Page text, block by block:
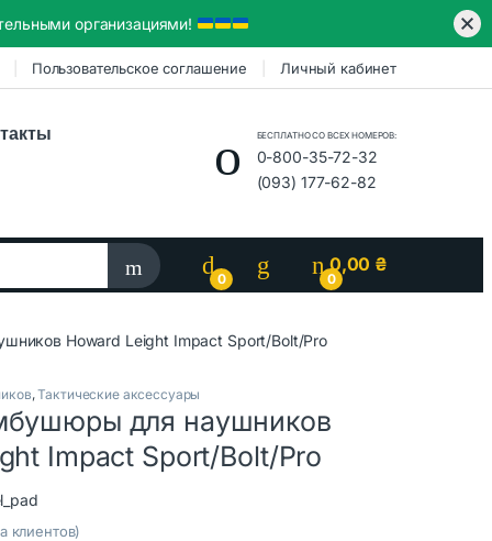
Пользовательское соглашение Личный кабинет
БЕСПЛАТНО СО ВСЕХ НОМЕРОВ:
0-800-35-72-32
(093) 177-62-82
0 0
0,00 ₴
Howard Leight Impact Sport/Bolt/Pro
,Тактические аксессуары
для наушников
Impact Sport/Bolt/Pro
клиентов)
организациями!